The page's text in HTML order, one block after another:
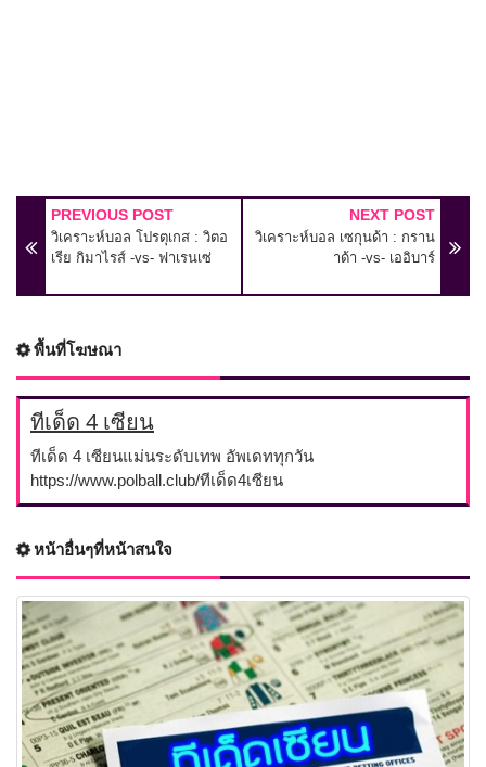
PREVIOUS POST
วิเคราะห์บอล โปรตุเกส : วิตอ
เรีย กิมาไรส์ -vs- ฟาเรนเซ่
NEXT POST
วิเคราะห์บอล เซกุนด้า : กราน
าด้า -vs- เออิบาร์
พื้นที่โฆษณา
ทีเด็ด 4 เซียน
ทีเด็ด 4 เซียนแม่นระดับเทพ อัพเดททุกวัน
https://www.polball.club/ทีเด็ด4เซียน
หน้าอื่นๆที่หน้าสนใจ